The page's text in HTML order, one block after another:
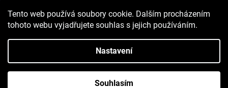
Tento web používá soubory cookie. Dalším procházením
tohoto webu vyjadřujete souhlas s jejich používáním.
Nastavení
Souhlasím
Upravit nastavení cookies